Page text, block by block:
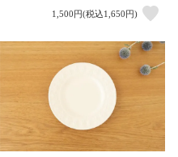
1,500円(税込1,650円)